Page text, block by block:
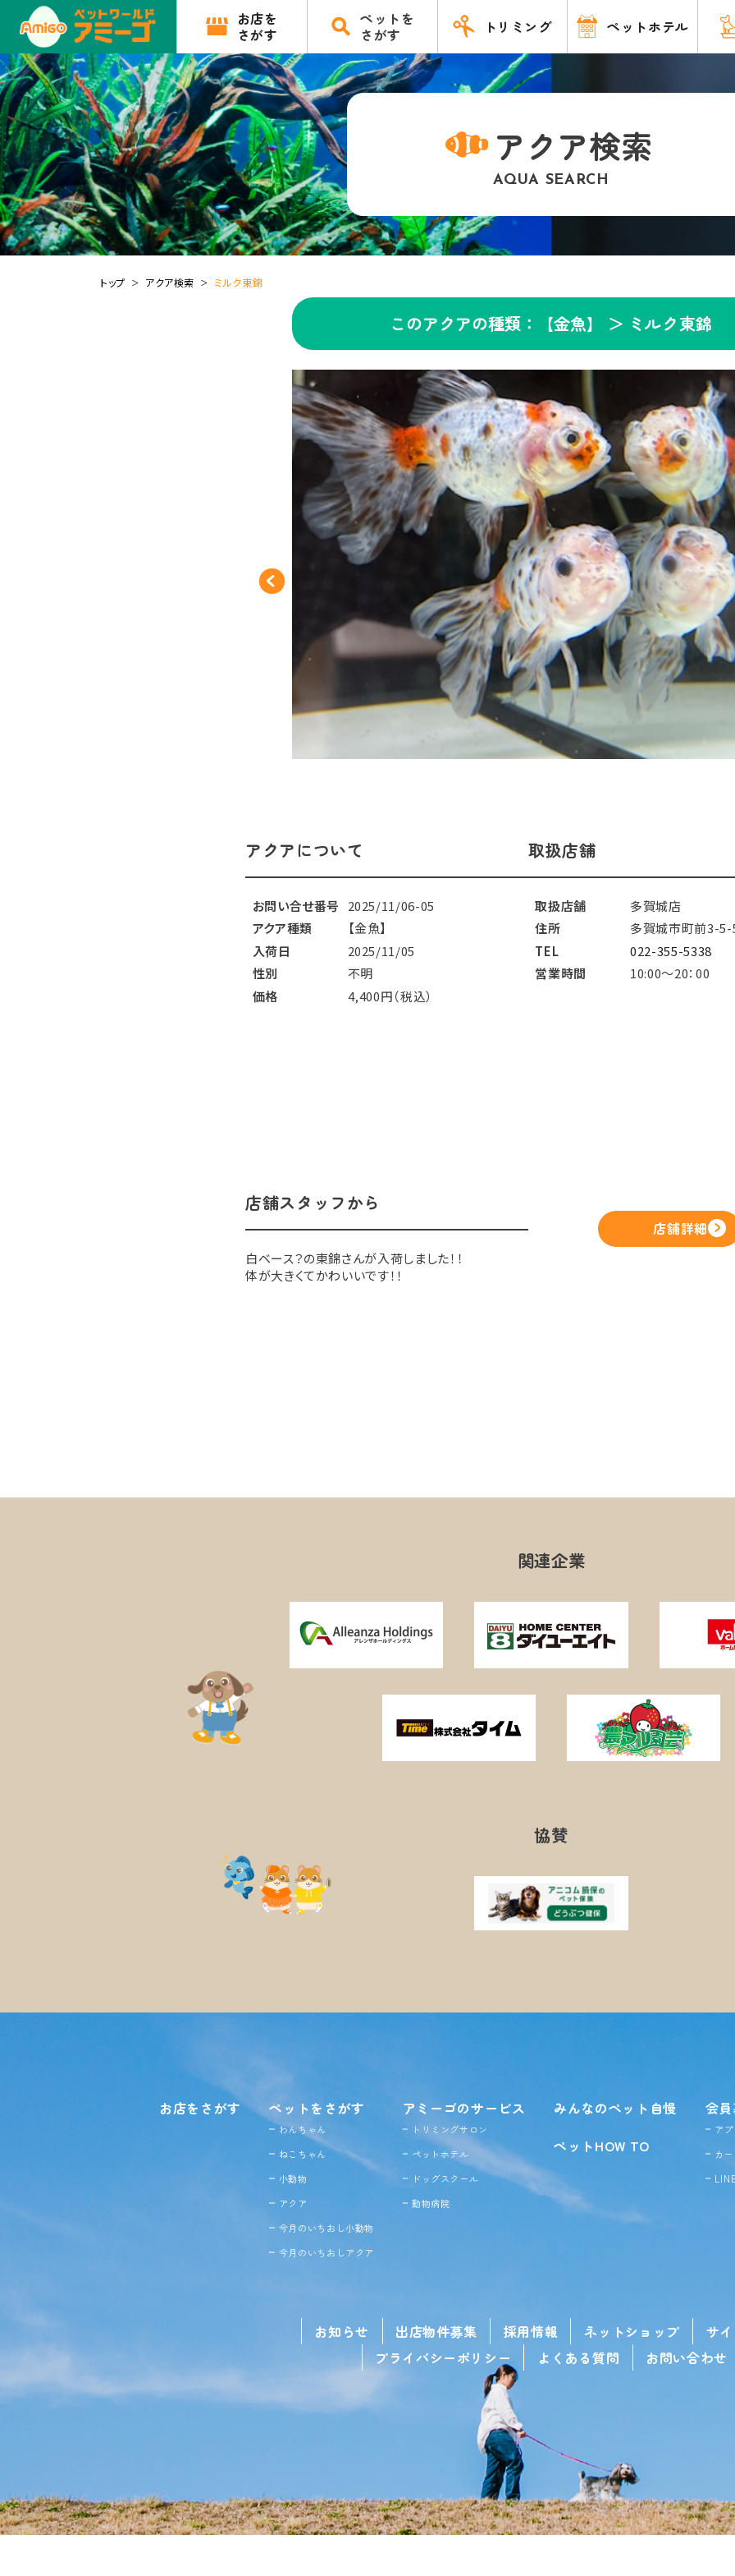
お店を
さがす
ペットを
さがす
トリミング ペットホテル
アクア検索
AQUA SEARCH
トップ アクア検索 ミルク東錦
このアクアの種類：【金魚】 ＞ ミルク東錦
アクアについて
お問い合せ番号
2025/11/06-05
アクア種類
【金魚】
入荷日
2025/11/05
性別
不明
価格
4,400円（税込）
取扱店舗
取扱店舗
多賀城店
住所
多賀城市町前3-5-
TEL
022-355-5338
営業時間
10:00～20：00
店舗詳細
店舗スタッフから
白ベース？の東錦さんが入荷しました！！
体が大きくてかわいいです！！
関連企業
協賛
お店をさがす ペットをさがす
わんちゃん
ねこちゃん
小動物
アクア
今月のいちおし小動物
今月のいちおしアクア
アミーゴのサービス
トリミングサロン
ペットホテル
ドッグスクール
動物病院
みんなのペット自慢
ペットHOW TO
会
ア
カ
お知らせ 出店物件募集 採用情報 ネットショップ
サ
プライバシーポリシー
よくある質問 お問い合わせ